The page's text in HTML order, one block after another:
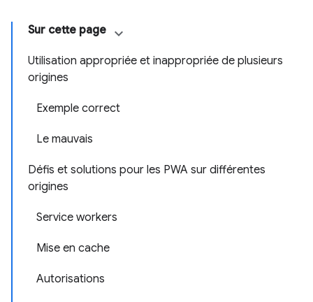
Sur cette page
Utilisation appropriée et inappropriée de plusieurs
origines
Exemple correct
Le mauvais
Défis et solutions pour les PWA sur différentes
origines
Service workers
Mise en cache
Autorisations